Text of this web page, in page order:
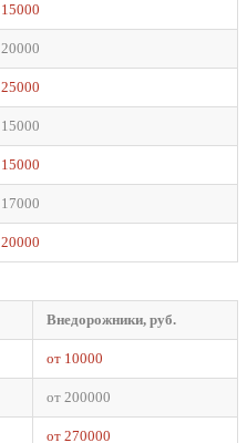
Внедорожники, руб.
от 10000
от 200000
от 270000